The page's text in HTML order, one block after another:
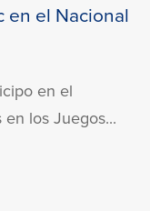
en el Nacional
en el
los Juegos...